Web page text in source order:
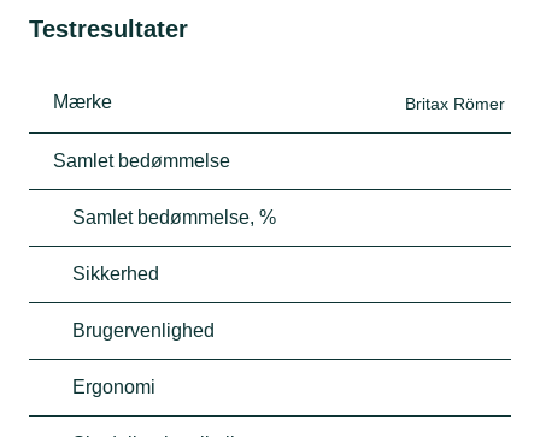
Testresultater
Mærke Britax Römer
Samlet bedømmelse
Samlet bedømmelse, %
Sikkerhed
Brugervenlighed
Ergonomi